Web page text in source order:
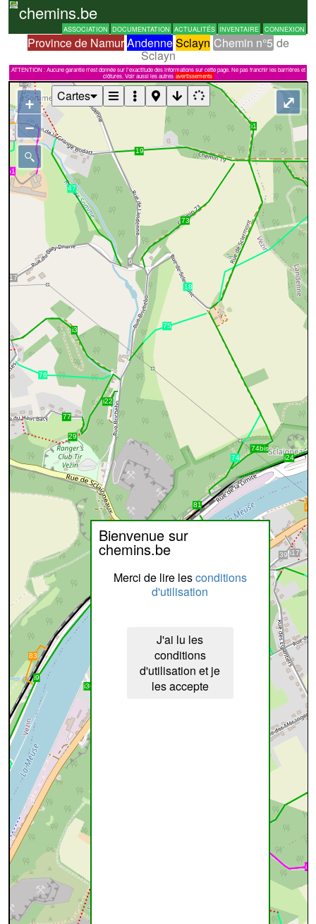
chemins.be
ASSOCIATION DOCUMENTATION ACTUALITÉS INVENTAIRE CONNEXION
Province de NamurAndenneSclayn Chemin n°5 de
Sclayn
ATTENTION : Aucune garantie n'est donnée sur l'exactitude des informations sur cette page. Ne pas franchir les barrières et
clôtures. Voir aussi les autres avertissements
Bienvenue sur
chemins.be
Merci de lire lesconditions
d'utilisation
J'ai lu les
conditions
d'utilisation et je
les accepte
+
−
⤢
Cartes